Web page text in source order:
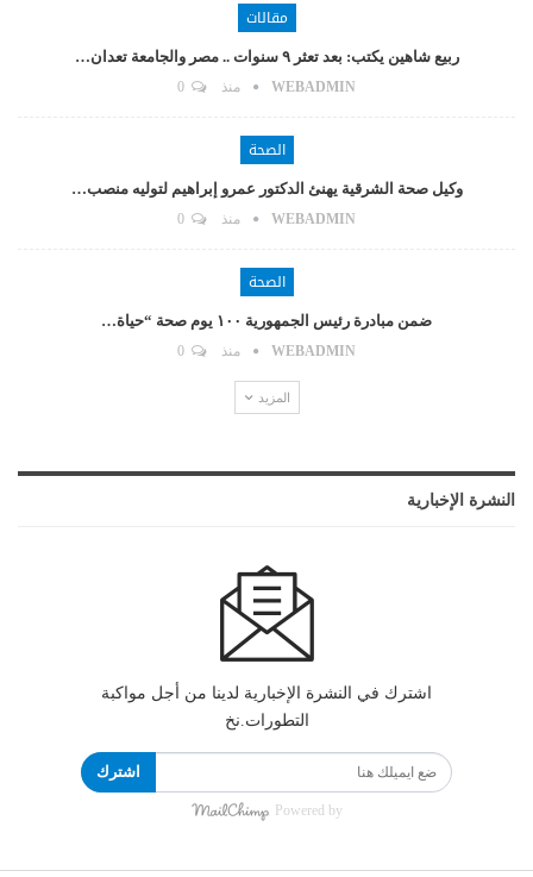
مقالات
ربيع شاهين يكتب: بعد تعثر ٩ سنوات .. مصر والجامعة تعدان…
WEBADMIN منذ
الصحة
وكيل صحة الشرقية يهنئ الدكتور عمرو إبراهيم لتوليه منصب…
WEBADMIN منذ
الصحة
ضمن مبادرة رئيس الجمهورية ١٠٠ يوم صحة “حياة…
WEBADMIN منذ
المزيد
النشرة الإخبارية
اشترك في النشرة الإخبارية لدينا من أجل مواكبة
التطورات.نخ
اشترك
Powered by